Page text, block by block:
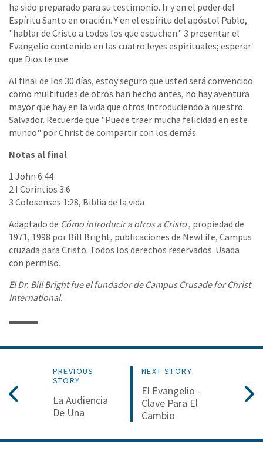
ha sido preparado para su testimonio. Ir y en el poder del
Espíritu Santo en oración. Y en el espíritu del apóstol Pablo,
"hablar de Cristo a todos los que escuchen." 3 presentar el
Evangelio contenido en las cuatro leyes espirituales; esperar
que Dios te use.
Al final de los 30 días, estoy seguro que usted será convencido
como multitudes de otros han hecho antes, no hay aventura
mayor que hay en la vida que otros introduciendo a nuestro
Salvador. Recuerde que "Puede traer mucha felicidad en este
mundo" por Christ de compartir con los demás.
Notas al final
1 John 6:44
2 I Corintios 3:6
3 Colosenses 1:28, Biblia de la vida
Adaptado de Cómo introducir a otros a Cristo, propiedad de
1971, 1998 por Bill Bright, publicaciones de NewLife, Campus
cruzada para Cristo. Todos los derechos reservados. Usada
con permiso.
El Dr. Bill Bright fue el fundador de Campus Crusade for Christ
International.
PREVIOUS
STORY
La Audiencia
De Una
NEXT STORY
El Evangelio -
Clave Para El
Cambio